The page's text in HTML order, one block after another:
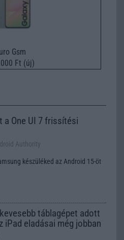
Gsm
Ft (új)
a One UI 7 frissítési
Authority
készüléked az Android 15-öt
táblagépet adott
iPad eladásai még jobban